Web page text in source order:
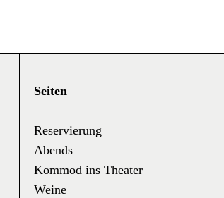
Seiten
Reservierung
Abends
Kommod ins Theater
Weine